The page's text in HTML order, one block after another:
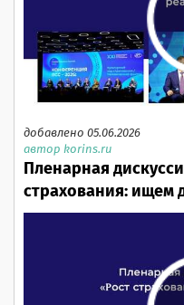
добавлено 05.06.2026
автор korins.ru
Пленарная
страхования: ищем